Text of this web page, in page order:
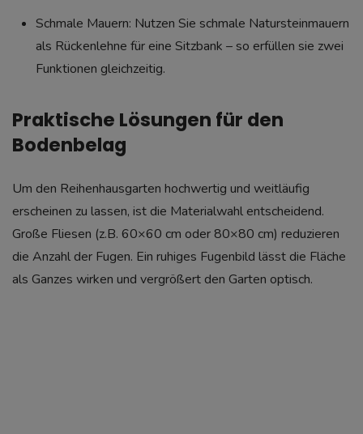
Schmale Mauern: Nutzen Sie schmale Natursteinmauern
als Rückenlehne für eine Sitzbank – so erfüllen sie zwei
Funktionen gleichzeitig.
Praktische Lösungen für den
Bodenbelag
Um den Reihenhausgarten hochwertig und weitläufig
erscheinen zu lassen, ist die Materialwahl entscheidend.
Große Fliesen (z.B. 60×60 cm oder 80×80 cm) reduzieren
die Anzahl der Fugen. Ein ruhiges Fugenbild lässt die Fläche
als Ganzes wirken und vergrößert den Garten optisch.